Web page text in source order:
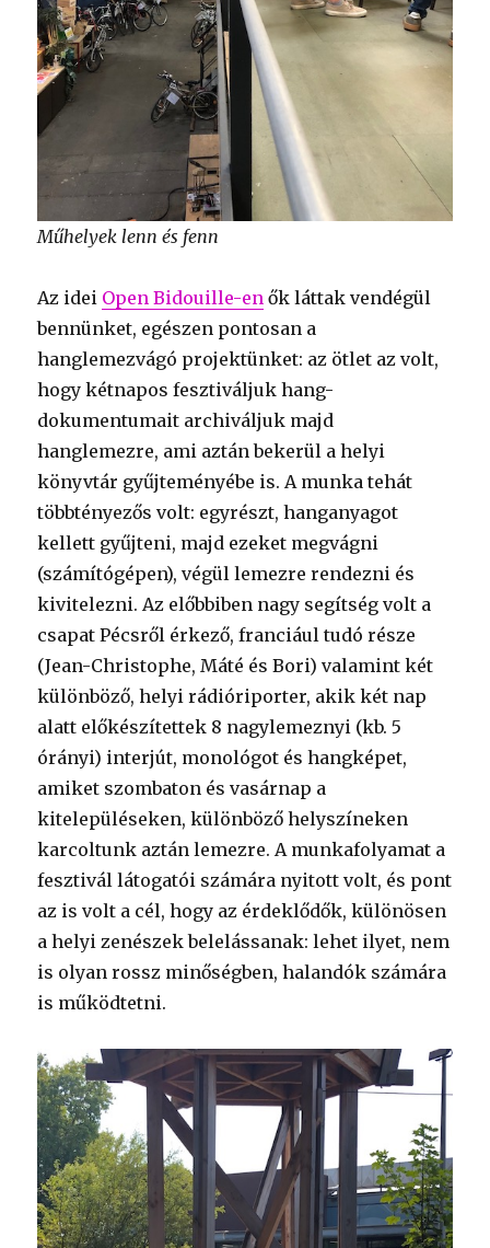
Műhelyek lenn és fenn
Az idei Open Bidouille-en ők láttak vendégül
bennünket, egészen pontosan a
hanglemezvágó projektünket: az ötlet az volt,
hogy kétnapos fesztiváljuk hang-
dokumentumait archiváljuk majd
hanglemezre, ami aztán bekerül a helyi
könyvtár gyűjteményébe is. A munka tehát
többtényezős volt: egyrészt, hanganyagot
kellett gyűjteni, majd ezeket megvágni
(számítógépen), végül lemezre rendezni és
kivitelezni. Az előbbiben nagy segítség volt a
csapat Pécsről érkező, franciául tudó része
(Jean-Christophe, Máté és Bori) valamint két
különböző, helyi rádióriporter, akik két nap
alatt előkészítettek 8 nagylemeznyi (kb. 5
órányi) interjút, monológot és hangképet,
amiket szombaton és vasárnap a
kitelepüléseken, különböző helyszíneken
karcoltunk aztán lemezre. A munkafolyamat a
fesztivál látogatói számára nyitott volt, és pont
az is volt a cél, hogy az érdeklődők, különösen
a helyi zenészek belelássanak: lehet ilyet, nem
is olyan rossz minőségben, halandók számára
is működtetni.